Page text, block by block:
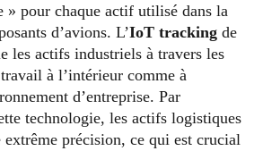
» pour chaque actif utilisé dans la
d’avions. L’IoT tracking de
les actifs industriels à travers les
à l’intérieur comme à
d’entreprise. Par
technologie, les actifs logistiques
extrême précision, ce qui est crucial